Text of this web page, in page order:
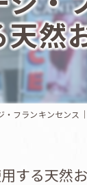
手もみ
ホワイトニング
雑貨
天然
・フランキンセンス
する天然